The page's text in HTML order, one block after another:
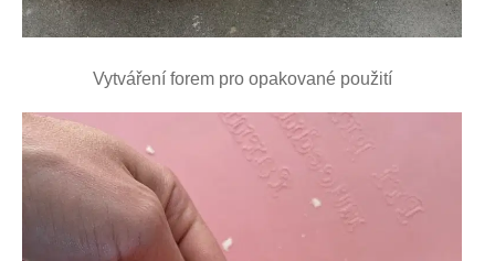
Vytváření forem pro opakované použití